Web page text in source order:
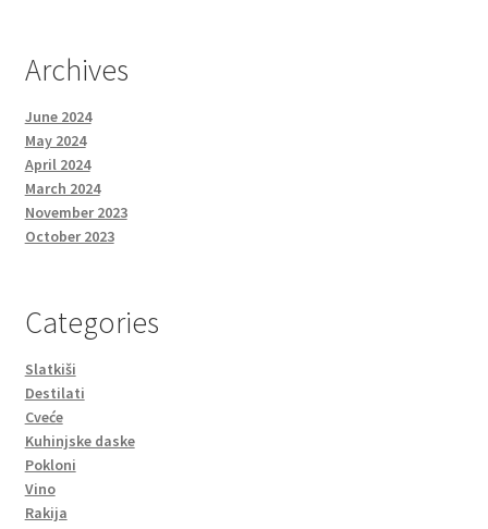
Archives
June 2024
May 2024
April 2024
March 2024
November 2023
October 2023
Categories
Slatkiši
Destilati
Cveće
Kuhinjske daske
Pokloni
Vino
Rakija